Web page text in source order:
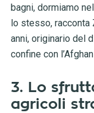
bagni, dormiamo
lo stesso, racconta
anni, originario del
confine con
3. Lo
agricoli